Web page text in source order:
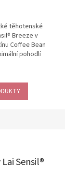
těhotenské
Breeze v
Coffee Bean
pohodlí
Sensil®